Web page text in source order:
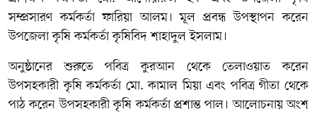
সম্প্রসারণ কর্মকর্তা ফারিয়া আলম। মূল প্রবন্ধ উপস্থাপন করেন
উপজেলা কৃষি কর্মকর্তা কৃষিবিদ শাহাদুল ইসলাম।
অনুষ্ঠানের শুরুতে পবিত্র কুরআন থেকে তেলাওয়াত করেন
উপসহকারী কৃষি কর্মকর্তা মো. কামাল মিয়া এবং পবিত্র গীতা থেকে
পাঠ করেন উপসহকারী কৃষি কর্মকর্তা প্রশান্ত পাল। আলোচনায় অংশ